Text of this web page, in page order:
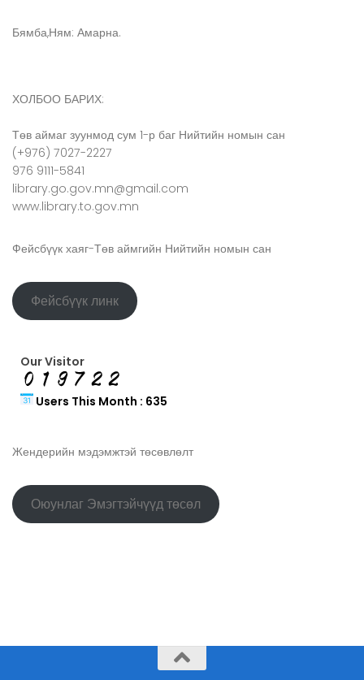
Бямба,Ням: Амарна.
ХОЛБОО БАРИХ:
Төв аймаг зуунмод сум 1-р баг Нийтийн номын сан
(+976) 7027-2227
976 9111-5841
library.go.gov.mn@gmail.com
www.library.to.gov.mn
Фейсбүүк хаяг-Төв аймгийн Нийтийн номын сан
Фейсбүүк линк
Our Visitor
Users This Month : 635
Жендерийн мэдэмжтэй төсөвлөлт
Оюунлаг Эмэгтэйчүүд төсөл